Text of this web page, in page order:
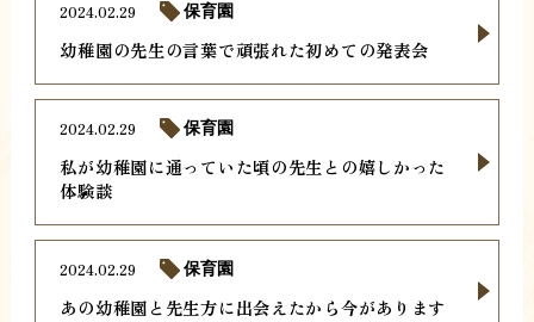
幼稚園の先生の言葉で頑張れた初めての発表会
2024.02.29 保育園
私が幼稚園に通っていた頃の先生との嬉しかった
体験談
2024.02.29 保育園
あの幼稚園と先生方に出会えたから今があります
2024.02.29 保育園